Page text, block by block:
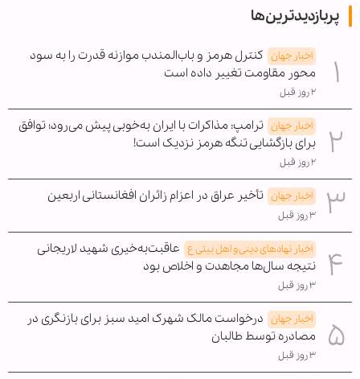
پربازدیدترین‌ها
اخبار جهان کنترل هرمز و باب‌المندب موازنه قدرت را به سود
محور مقاومت تغییر داده است
۲ روز قبل
اخبار جهان ترامپ: مذاکرات با ایران به‌خوبی پیش می‌رود؛ توافق
برای بازگشایی تنگه هرمز نزدیک است!
۲ روز قبل
اخبار جهان تأخیر عراق در اعزام زائران افغانستانی اربعین
۳ روز قبل
اخبار نهادهای دینی و اهل بیتی ع عاقبت‌به‌خیری شهید لاریجانی
نتیجه سال‌ها مجاهدت و اخلاص بود
۳ روز قبل
اخبار جهان درخواست مالک شهرک امید سبز برای بازنگری در
مصادره توسط طالبان
۳ روز قبل